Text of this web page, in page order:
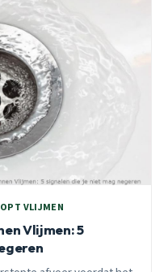
VLIJMEN
Vlijmen: 5